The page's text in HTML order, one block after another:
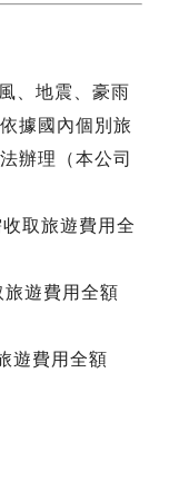
、地震、豪雨
據國內個別旅
辦理（本公司
取旅遊費用全
遊費用全額
遊費用全額